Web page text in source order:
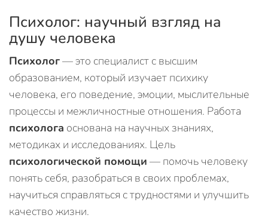
Психолог: научный взгляд на
душу человека
Психолог— это специалист с высшим
образованием, который изучает психику
человека, его поведение, эмоции, мыслительные
процессы и межличностные отношения. Работа
психолога основана на научных знаниях,
методиках и исследованиях. Цель
психологической помощи — помочь человеку
понять себя, разобраться в своих проблемах,
научиться справляться с трудностями и улучшить
качество жизни.